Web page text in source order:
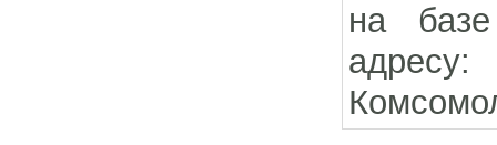
на